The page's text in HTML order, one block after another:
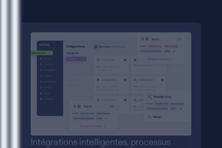
Intégrations intelligentes, processus